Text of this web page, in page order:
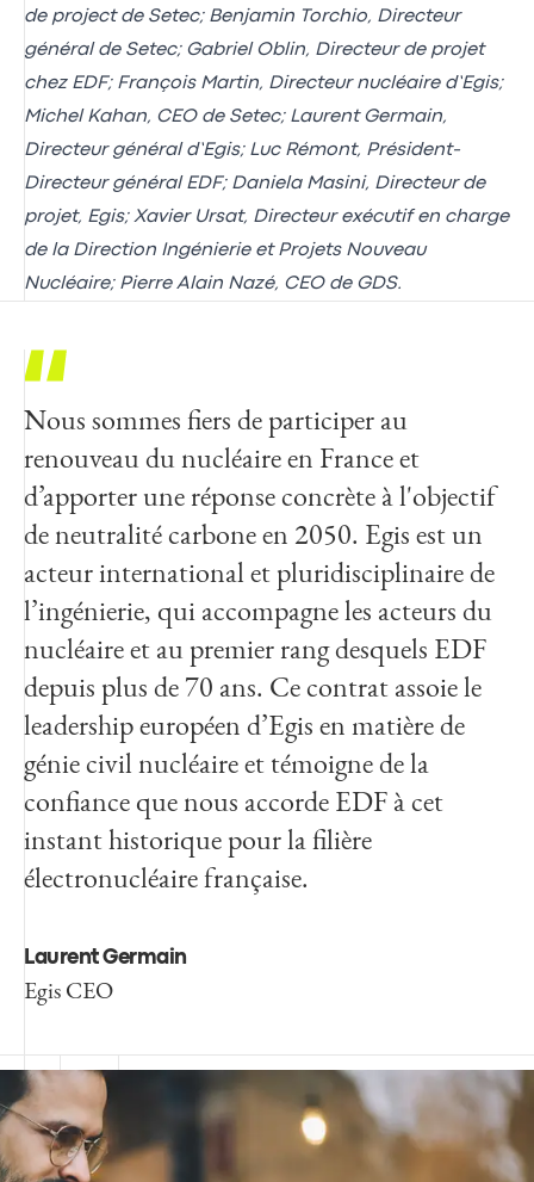
de project de Setec; Benjamin Torchio, Directeur
général de Setec; Gabriel Oblin, Directeur de projet
chez EDF; François Martin, Directeur nucléaire d’Egis;
Michel Kahan, CEO de Setec; Laurent Germain,
Directeur général d’Egis; Luc Rémont, Président-
Directeur général EDF; Daniela Masini, Directeur de
projet, Egis; Xavier Ursat, Directeur exécutif en charge
de la Direction Ingénierie et Projets Nouveau
Nucléaire; Pierre Alain Nazé, CEO de GDS.
Nous sommes fiers de participer au
renouveau du nucléaire en France et
d’apporter une réponse concrète à l'objectif
de neutralité carbone en 2050. Egis est un
acteur international et pluridisciplinaire de
l’ingénierie, qui accompagne les acteurs du
nucléaire et au premier rang desquels EDF
depuis plus de 70 ans. Ce contrat assoie le
leadership européen d’Egis en matière de
génie civil nucléaire et témoigne de la
confiance que nous accorde EDF à cet
instant historique pour la filière
électronucléaire française.
Laurent Germain
Egis CEO